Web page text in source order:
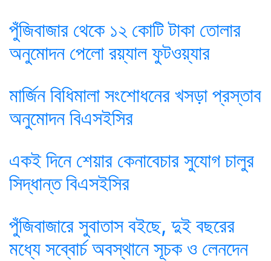
পুঁজিবাজার থেকে ১২ কোটি টাকা তোলার
অনুমোদন পেলো রয়্যাল ফুটওয়্যার
মার্জিন বিধিমালা সংশোধনের খসড়া প্রস্তাব
অনুমোদন বিএসইসির
একই দিনে শেয়ার কেনাবেচার সুযোগ চালুর
সিদ্ধান্ত বিএসইসির
পুঁজিবাজারে সুবাতাস বইছে, দুই বছরের
মধ্যে সব্বোর্চ অবস্থানে সূচক ও লেনদেন